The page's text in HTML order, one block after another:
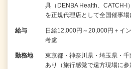
具（DENBA Health、CATCH-I
を正規代理店として全国催事場
給与
日給12,000円～20,000円＋
考慮
勤務地
東京都・神奈川県・埼玉県・
あり（旅行感覚で遠方現場に